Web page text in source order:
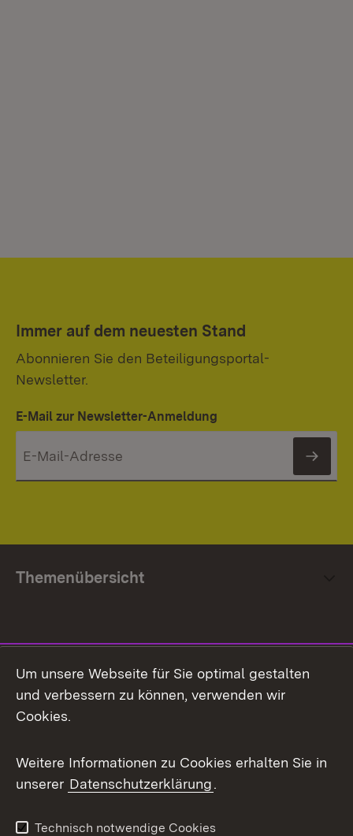
Immer auf dem neuesten Stand
Abonnieren Sie den Beteiligungsportal-
Newsletter.
E-Mail zur Newsletter-Anmeldung
Themenübersicht
Facebook
X / Twitter
Youtube
Um unsere Webseite für Sie optimal gestalten
und verbessern zu können, verwenden wir
Cookies.
Weitere Informationen zu Cookies erhalten Sie in
unserer Datenschutzerklärung.
Technisch notwendige Cookies